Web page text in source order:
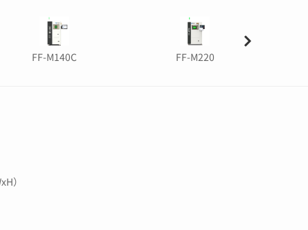
FF-M140C FF-M220
）